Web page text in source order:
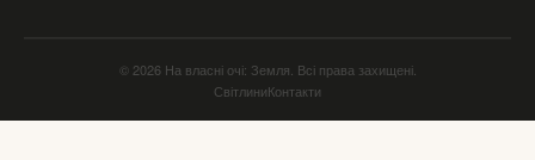
© 2026 На власні очі: Земля. Всі права захищені.
СвітлиниКонтакти